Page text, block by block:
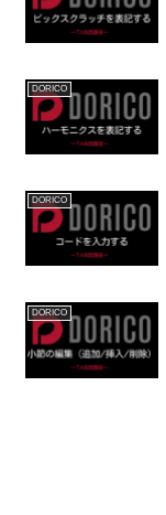
DORICO
DORICO
DORICO